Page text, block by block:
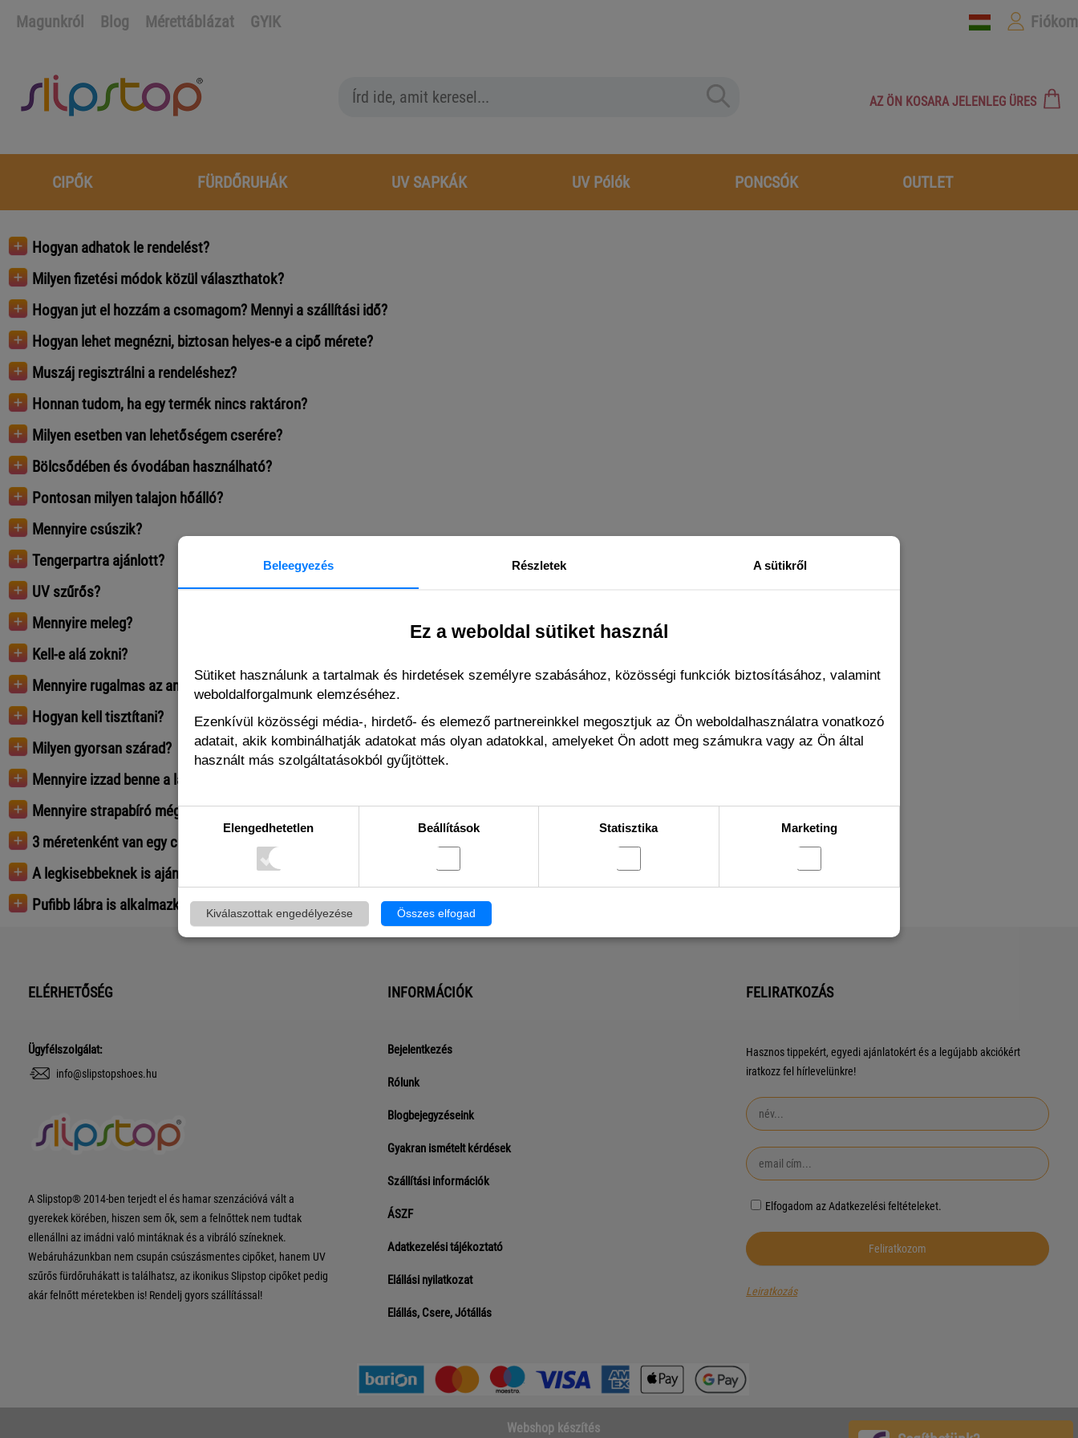
Beleegyezés Részletek A sütikről
Ez a weboldal sütiket használ
Sütiket használunk a tartalmak és hirdetések személyre szabásához, közösségi funkciók biztosításához, valamint
weboldalforgalmunk elemzéséhez.
Ezenkívül közösségi média-, hirdető- és elemező partnereinkkel megosztjuk az Ön weboldalhasználatra vonatkozó
adatait, akik kombinálhatják adatokat más olyan adatokkal, amelyeket Ön adott meg számukra vagy az Ön által
használt más szolgáltatásokból gyűjtöttek.
Elengedhetetlen Beállítások Statisztika Marketing
Kiválaszottak engedélyezése Összes elfogad
Magunkról Blog Mérettáblázat GYIK Fiókom
AZ ÖN KOSARA JELENLEG ÜRES
CIPŐK FÜRDŐRUHÁK UV SAPKÁK UV Pólók PONCSÓK OUTLET
Hogyan adhatok le rendelést?
Milyen fizetési módok közül választhatok?
Hogyan jut el hozzám a csomagom? Mennyi a szállítási idő?
Hogyan lehet megnézni, biztosan helyes-e a cipő mérete?
Muszáj regisztrálni a rendeléshez?
Honnan tudom, ha egy termék nincs raktáron?
Milyen esetben van lehetőségem cserére?
Bölcsődében és óvodában használható?
Pontosan milyen talajon hőálló?
Mennyire csúszik?
Tengerpartra ajánlott?
UV szűrős?
Mennyire meleg?
Kell-e alá zokni?
Mennyire rugalmas az anyaga?
Hogyan kell tisztítani?
Milyen gyorsan szárad?
Mennyire izzad benne a láb?
Mennyire strapabíró még csak mászó gyereknél?
3 méretenként van egy cipő a gyerekeknél; a nagy méret különbségekkel is jól használható?
A legkisebbeknek is ajánlott a cipő?
Pufibb lábra is alkalmazkodik az anyag?
ELÉRHETŐSÉG
Ügyfélszolgálat:
info@slipstopshoes.hu
A Slipstop® 2014-ben terjedt el és hamar szenzációvá vált a
gyerekek körében, hiszen sem ők, sem a felnőttek nem tudtak
ellenállni az imádni való mintáknak és a vibráló színeknek.
Webáruházunkban nem csupán csúszásmentes cipőket, hanem UV
szűrős fürdőruhákatt is találhatsz, az ikonikus Slipstop cipőket pedig
akár felnőtt méretekben is! Rendelj gyors szállítással!
INFORMÁCIÓK
Bejelentkezés
Rólunk
Blogbejegyzéseink
Gyakran ismételt kérdések
Szállítási információk
ÁSZF
Adatkezelési tájékoztató
Elállási nyilatkozat
Elállás, Csere, Jótállás
FELIRATKOZÁS
Hasznos tippekért, egyedi ajánlatokért és a legújabb akciókért
iratkozz fel hírlevelünkre!
Elfogadom az Adatkezelési feltételeket.
Leiratkozás
Webshop készítés